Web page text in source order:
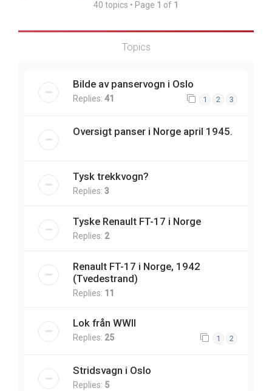
40 topics • Page 1 of 1
Topics
Bilde av panservogn i Oslo
Replies: 41 1 2 3
Oversigt panser i Norge april 1945.
Tysk trekkvogn?
Replies: 3
Tyske Renault FT-17 i Norge
Replies: 2
Renault FT-17 i Norge, 1942
(Tvedestrand)
Replies: 11
Lok från WWII
Replies: 25 1 2
Stridsvagn i Oslo
Replies: 5